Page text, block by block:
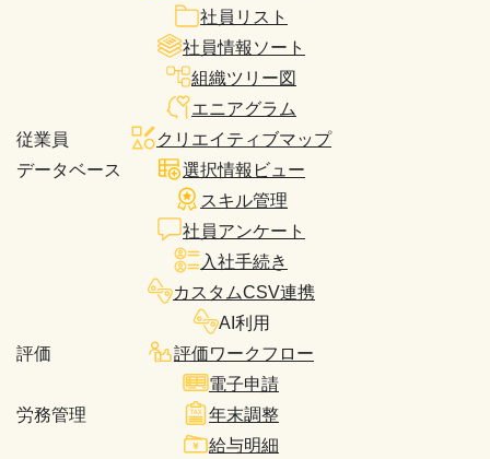
従業員
データベース
社員リスト
社員情報ソート
組織ツリー図
エニアグラム
クリエイティブマップ
選択情報ビュー
スキル管理
社員アンケート
入社手続き
カスタムCSV連携
AI利用
評価
評価ワークフロー
労務管理
電子申請
年末調整
給与明細